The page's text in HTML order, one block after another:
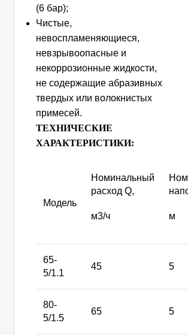
(6 бар);
Чистые,
невоспламеняющиеся,
невзрывоопасные и
некоррозионные жидкости,
не содержащие абразивных
твердых или волокнистых
примесей.
ТЕХНИЧЕСКИЕ
ХАРАКТЕРИСТИКИ:
Модель
Номинальный
расход Q,
м3/ч м
65-
5/1.1
45 5
80-
5/1.5
65 5